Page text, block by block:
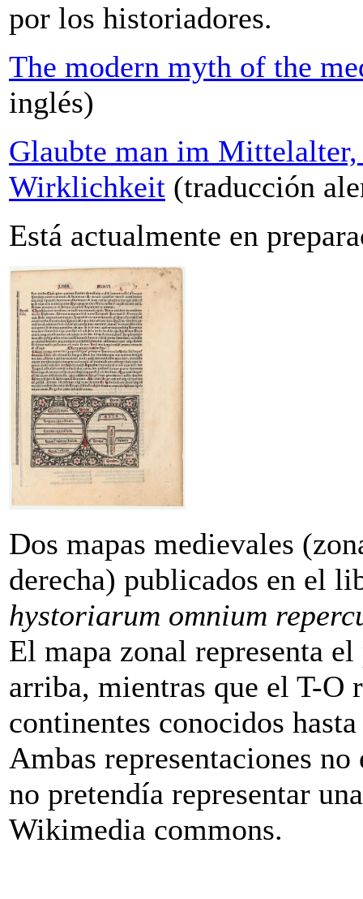
por los historiadores.
The modern myth of the
inglés)
Glaubte man im
Wirklichkeit (traducción
Está actualmente en
Dos mapas medievales
derecha) publicados en el
hystoriarum omnium
El mapa zonal representa
arriba, mientras que el T-O
continentes conocidos
Ambas representaciones
no pretendía representar
Wikimedia commons.